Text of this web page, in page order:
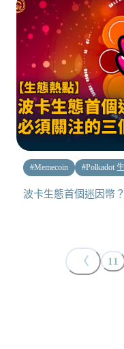
#Memecoin #Polkadot
波卡生態首個迷因幣
〈 11